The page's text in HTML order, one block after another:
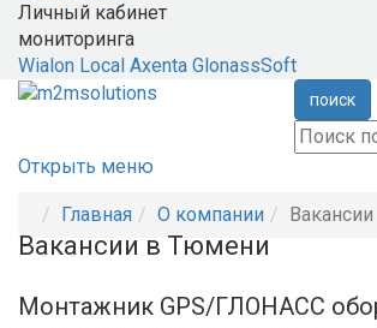
Личный кабинет
мониторинга
Wialon Local Axenta GlonassSoft
поиск
Открыть меню
Главная О компании Вакансии
Вакансии в Тюмени
Монтажник GPS/ГЛОНАСС